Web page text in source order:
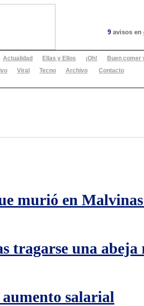
9 avisos en
Actualidad Ellas y Ellos ¡Oh!
Buen comer
Viral Tecno Archivo
Contacto
murió en
una abeja
salarial